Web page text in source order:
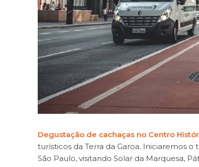
Degustação de cachaças no Centro
turísticos da Terra da Garoa. Iniciaremos
São Paulo, visitando Solar da Marquesa,